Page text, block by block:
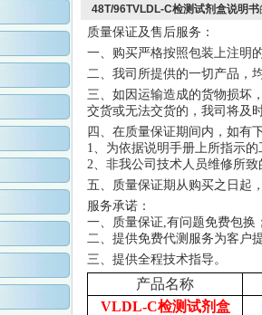
48T/96TVLDL-C检测试剂盒说明书
质量保证及售后服务：
一、购买严格按照包装上注明
二、我司所提供的一切产品，
三、如因运输造成的货物损坏
交货或无法交货的，我司将及
四、在质量保证期间内，如有
1、为依据说明手册上所指示
2、非我公司技术人员维修所致
五、质量保证期从购买之日起
服务承诺：
一、质量保证,有问题免费包换
二、提供免费代测服务为客户
三、提供全程技术指导。
产品名称
VLDL-C检测试剂盒